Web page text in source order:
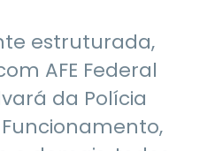
estruturada,
AFE Federal
da Polícia